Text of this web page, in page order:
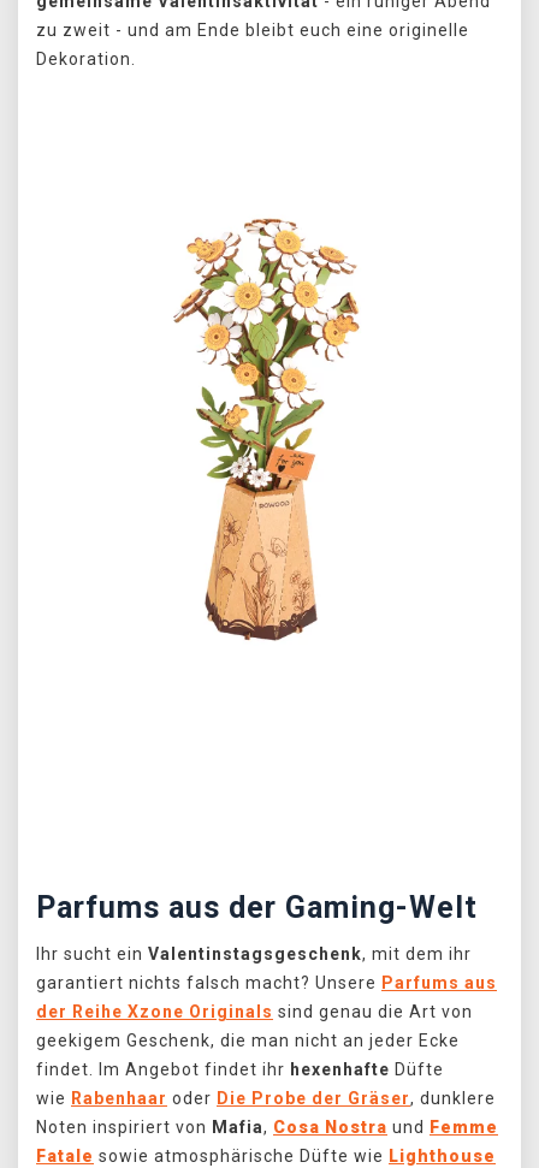
zu zweit - und am Ende bleibt euch eine originelle
Dekoration.
Parfums aus der Gaming-Welt
Ihr sucht ein Valentinstagsgeschenk, mit dem ihr
garantiert nichts falsch macht? Unsere Parfums aus
der Reihe Xzone Originals sind genau die Art von
geekigem Geschenk, die man nicht an jeder Ecke
findet. Im Angebot findet ihr hexenhafte Düfte
wie Rabenhaar oder Die Probe der Gräser, dunklere
Noten inspiriert von Mafia, Cosa Nostra und
Femme
Fatale sowie atmosphärische Düfte wie Lighthouse